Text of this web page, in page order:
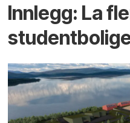
Innlegg: La